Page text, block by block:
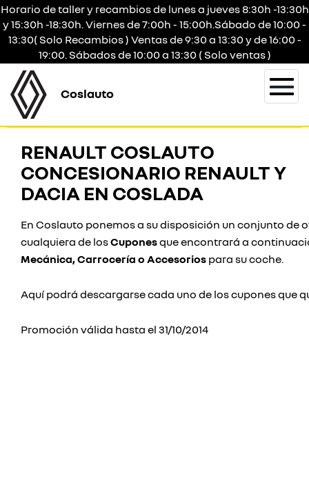
Horario de taller y recambios de lunes a jueves 8:30h -13:30h
y 15:30h -18:30h. Viernes de 7:00h - 15:00h.Sábado de 10:00 -
13:30( Solo Recambios ) Ventas de 9:30 a 13:30 y de 16:00 -
19:00. Sábados de 10:00 a 13:30 ( Solo ventas )
Coslauto
RENAULT COSLAUTO
CONCESIONARIO RENAULT Y
DACIA EN COSLADA
En Coslauto ponemos a su disposición un conjunto
cualquiera de losCuponesque encontrará a
Mecánica, Carrocería o Accesorios para su coche.
Aquí podrá descargarse cada uno de los cupones que
Promoción válida hasta el 31/10/2014